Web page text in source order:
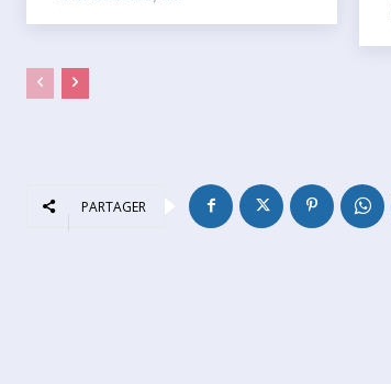
PARTAGER